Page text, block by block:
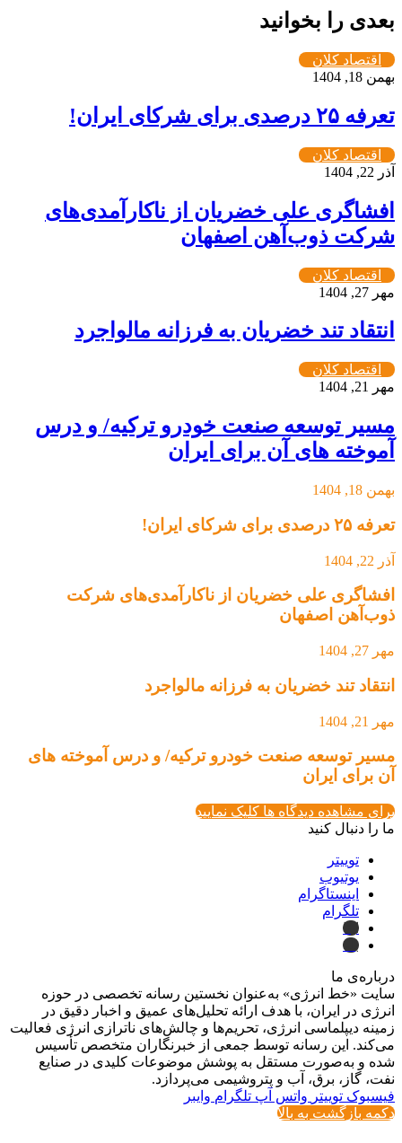
بعدی را بخوانید
اقتصاد کلان
بهمن 18, 1404
تعرفه ۲۵ درصدی برای شرکای ایران!
اقتصاد کلان
آذر 22, 1404
افشاگری علی خضریان از ناکارآمدی‌های
شرکت ذوب‌آهن اصفهان
اقتصاد کلان
مهر 27, 1404
انتقاد تند خضریان به فرزانه مالواجرد
اقتصاد کلان
مهر 21, 1404
مسیر توسعه صنعت خودرو ترکیه/ و درس
آموخته های آن برای ایران
بهمن 18, 1404
تعرفه ۲۵ درصدی برای شرکای ایران!
آذر 22, 1404
افشاگری علی خضریان از ناکارآمدی‌های شرکت
ذوب‌آهن اصفهان
مهر 27, 1404
انتقاد تند خضریان به فرزانه مالواجرد
مهر 21, 1404
مسیر توسعه صنعت خودرو ترکیه/ و درس آموخته های
آن برای ایران
برای مشاهده دیدگاه ها کلیک نمایید
ما را دنبال کنید
توییتر
یوتیوب
اینستاگرام
تلگرام
ایتا
بله
درباره‌ی ما
سایت «خط انرژی» به‌عنوان نخستین رسانه تخصصی در حوزه
انرژی در ایران، با هدف ارائه تحلیل‌های عمیق و اخبار دقیق در
زمینه دیپلماسی انرژی، تحریم‌ها و چالش‌های ناترازی انرژی فعالیت
می‌کند. این رسانه توسط جمعی از خبرنگاران متخصص تأسیس
شده و به‌صورت مستقل به پوشش موضوعات کلیدی در صنایع
نفت، گاز، برق، آب و پتروشیمی می‌پردازد.
فیسبوک توییتر واتس آپ تلگرام وایبر
دکمه بازگشت به بالا